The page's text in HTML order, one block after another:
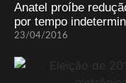
Anatel proíbe
por tempo
23/04/2016